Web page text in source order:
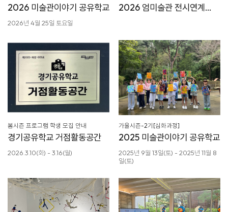
2026 미술관이야기 공유학교
2026년 4월 25일 토요일
2026 엄미술관 전시연계
봄시즌 프로그램 학생 모집 안내
경기공유학교 거점활동공간
2026.3.10(화) - 3.16(월)
가을시즌-2기[심화과정]
2025 미술관이야기 공유학교
2025년 9월 13일(토) - 2025년 11월 8
일(토)